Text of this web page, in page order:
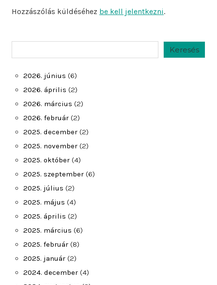
Hozzászólás küldéséhez be kell jelentkezni.
Keresés
2026. június (6)
2026. április (2)
2026. március (2)
2026. február (2)
2025. december (2)
2025. november (2)
2025. október (4)
2025. szeptember (6)
2025. július (2)
2025. május (4)
2025. április (2)
2025. március (6)
2025. február (8)
2025. január (2)
2024. december (4)